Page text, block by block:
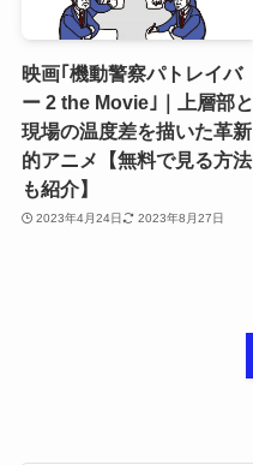
映画｢機動警察パトレイバ
ー 2 the Movie｣｜上層部と
現場の温度差を描いた革新
的アニメ【無料で見る方法
も紹介】
2023年4月24日 2023年8月27日